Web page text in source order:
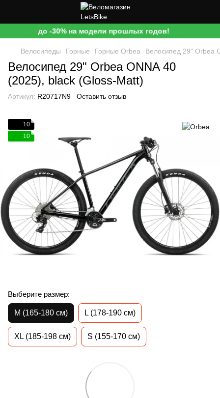
до -30% на модели прошлых годов!
Велосипеды Горные Горные Orbea Велосипед 29" Orbea
Велосипед 29" Orbea ONNA 40
(2025), black (Gloss-Matt)
Артикул: R20717N9 Оставить отзыв
10
10
Выберите размер:
M (165-180 см) L (178-190 см)
XL (185-198 см) S (155-170 см)